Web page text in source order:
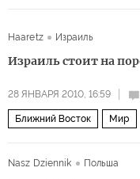
Haaretz Израиль
Израиль стоит на
28 ЯНВАРЯ 2010, 16:59
Ближний Восток Мир
Nasz Dziennik Польша